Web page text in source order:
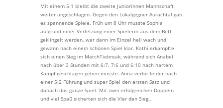
Mit einem 5:1 bleibt die zweite Juniorinnen Mannschaft
weiter ungeschlagen. Gegen den Lokalgegner Aurachtal gab
es spannende Spiele. Früh um 8 Uhr musste Sophia
aufgrund einer Verletzung einer Spielerin aus dem Bett
geklingelt werden, war dann im Einzel hell wach und
gewann nach einem schönen Spiel klar. Kathi erkämpfte
sich einen Sieg im MatchTiebreak, während sich Anabel
nach über 3 Stunden mit 6:7, 7:6 und 6:10 nach hartem
Kampf geschlagen geben musste. Anna verlor leider nach
einer 5:2 Führung und super Spiel den ersten Satz und
danach das ganze Spiel. Mit zwei erfolgreichen Doppeln
und viel Spaß sicherten sich die Vier den Sieg..